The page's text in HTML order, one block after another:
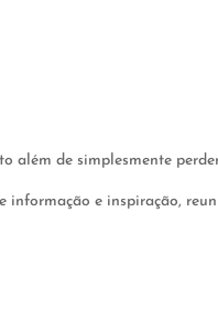
além de simplesmente
e inspiração,